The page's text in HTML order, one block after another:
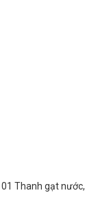
Thanh gạt nước,